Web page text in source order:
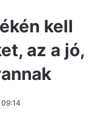
kell
az a jó,